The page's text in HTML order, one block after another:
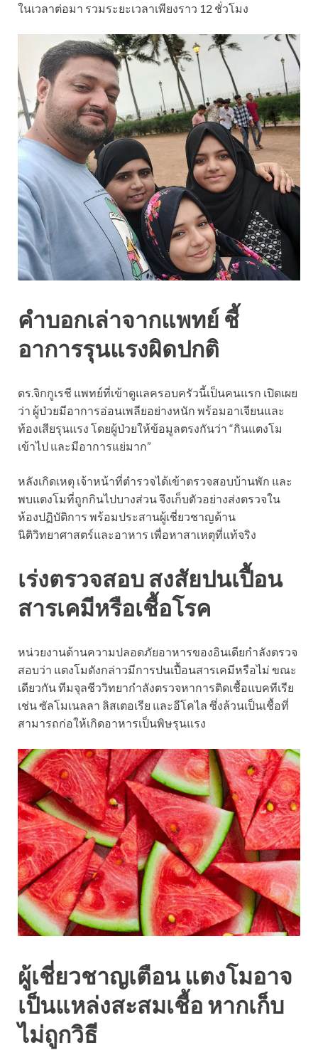
ในเวลาต่อมา รวมระยะเวลาเพียงราว 12 ชั่วโมง
คำบอกเล่าจากแพทย์ ชี้
อาการรุนแรงผิดปกติ
ดร.จิกกูเรชี แพทย์ที่เข้าดูแลครอบครัวนี้เป็นคนแรก เปิดเผย
ว่า ผู้ป่วยมีอาการอ่อนเพลียอย่างหนัก พร้อมอาเจียนและ
ท้องเสียรุนแรง โดยผู้ป่วยให้ข้อมูลตรงกันว่า “กินแตงโม
เข้าไป และมีอาการแย่มาก”
หลังเกิดเหตุ เจ้าหน้าที่ตำรวจได้เข้าตรวจสอบบ้านพัก และ
พบแตงโมที่ถูกกินไปบางส่วน จึงเก็บตัวอย่างส่งตรวจใน
ห้องปฏิบัติการ พร้อมประสานผู้เชี่ยวชาญด้าน
นิติวิทยาศาสตร์และอาหาร เพื่อหาสาเหตุที่แท้จริง
เร่งตรวจสอบ สงสัยปนเปื้อน
สารเคมีหรือเชื้อโรค
หน่วยงานด้านความปลอดภัยอาหารของอินเดียกำลังตรวจ
สอบว่า แตงโมดังกล่าวมีการปนเปื้อนสารเคมีหรือไม่ ขณะ
เดียวกัน ทีมจุลชีววิทยากำลังตรวจหาการติดเชื้อแบคทีเรีย
เช่น ซัลโมเนลลา ลิสเตอเรีย และอีโคไล ซึ่งล้วนเป็นเชื้อที่
สามารถก่อให้เกิดอาหารเป็นพิษรุนแรง
ผู้เชี่ยวชาญเตือน แตงโมอาจ
เป็นแหล่งสะสมเชื้อ หากเก็บ
ไม่ถูกวิธี